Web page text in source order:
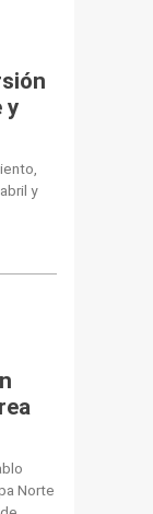
y
y
Norte